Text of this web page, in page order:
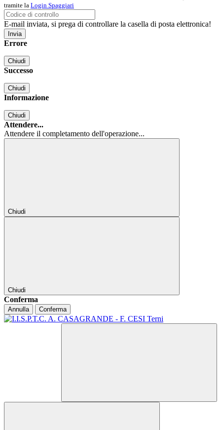
tramite la Login Spaggiari
E-mail inviata, si prega di controllare la casella di posta elettronica!
Errore
Chiudi
Successo
Chiudi
Informazione
Chiudi
Attendere...
Attendere il completamento dell'operazione...
Chiudi
Chiudi
Conferma
Annulla Conferma